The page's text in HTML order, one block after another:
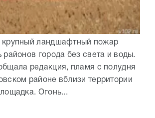
крупный ландшафтный пожар
районов города без света и воды.
редакция, пламя с полудня
районе вблизи территории
Огонь...